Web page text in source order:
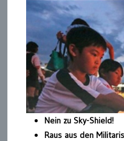
Nein zu Sky-Shield!
Raus aus den